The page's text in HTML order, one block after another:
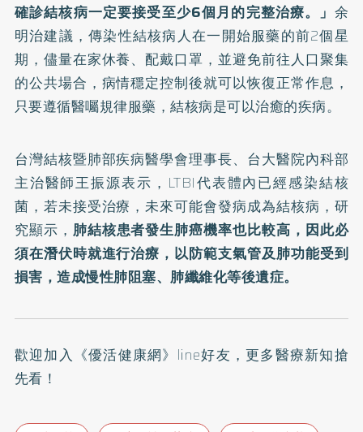
確診結核病一定要接受至少6個月的完整治療。」 余
明治建議，傳染性結核病人在一開始服藥的前2個星
期，儘量在家休養、配戴口罩，並避免前往人口聚集
的公共場合，病情穩定控制後就可以恢復正常作息，
只要遵循醫囑規律服藥，結核病是可以治癒的疾病。
台灣結核暨肺部疾病醫學會理事長、台大醫院內科部
主治醫師王振源表示，LTBI代表體內已經感染結核
菌，若未接受治療，未來可能會發病成為結核病，研
究顯示， 肺結核患者發生肺癌機率也比較高，因此必
須在潛伏時就進行治療，以防範支氣管及肺功能受到
損害，造成慢性肺阻塞、肺纖維化等後遺症。
歡迎加入 《優活健康網》line好友 ，更多醫療新知搶
先看！